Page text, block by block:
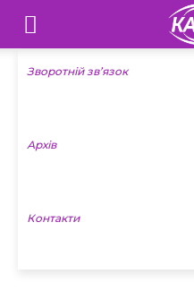
Телебачення
«Капрі»
Новини
Зворотній зв’язок
Архів
Контакти